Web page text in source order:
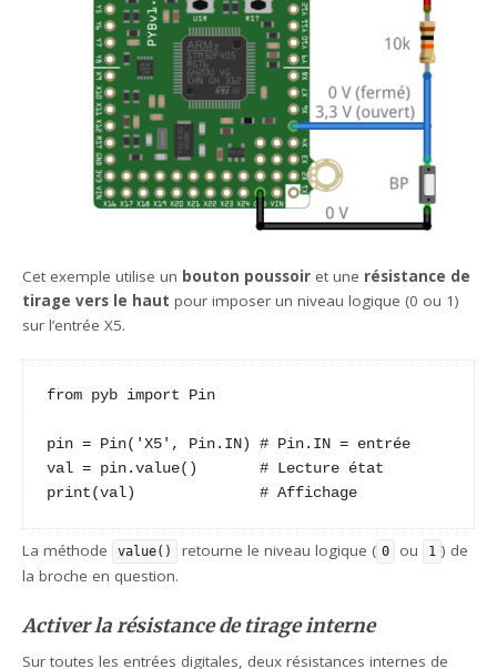
Cet exemple utilise un bouton poussoir et une résistance de
tirage vers le haut pour imposer un niveau logique (0 ou 1)
sur l’entrée X5.
from pyb import Pin
pin = Pin('X5', Pin.IN) # Pin.IN = entrée
val = pin.value()       # Lecture état
print(val)              # Affichage
La méthode value() retourne le niveau logique ( 0 ou 1 ) de
la broche en question.
Activer la résistance de tirage interne
Sur toutes les entrées digitales, deux résistances internes de